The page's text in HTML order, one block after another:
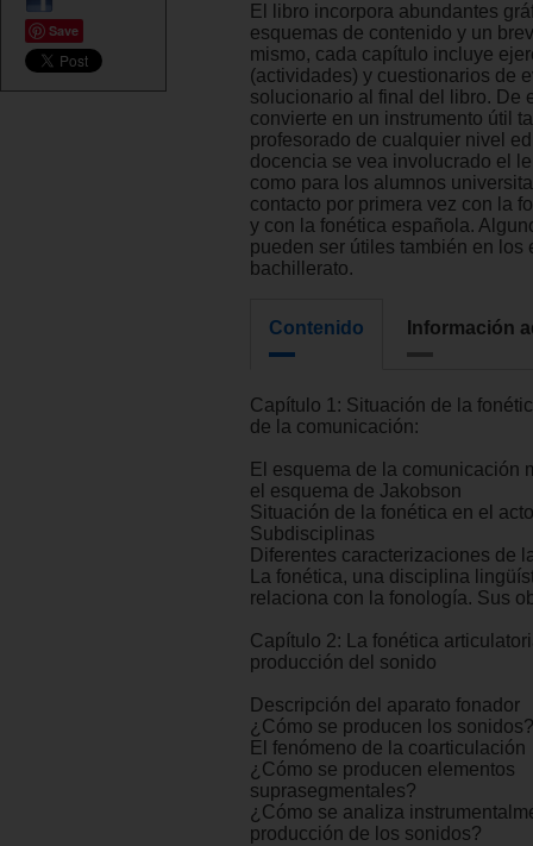
Save
El libro incorpora abundantes
esquemas de contenido y un
mismo, cada capítulo incluye
(actividades) y cuestionarios de
solucionario al final del libro. De
convierte en un instrumento útil
profesorado de cualquier nivel
docencia se vea involucrado el
como para los alumnos
contacto por primera vez con la
y con la fonética española.
pueden ser útiles también en los
bachillerato.
Contenido Información
Capítulo 1: Situación de la
de la comunicación:
El esquema de la comunicación
el esquema de Jakobson
Situación de la fonética en el
Subdisciplinas
Diferentes caracterizaciones de
La fonética, una disciplina
relaciona con la fonología. Sus
Capítulo 2: La fonética
producción del sonido
Descripción del aparato fonador
¿Cómo se producen los sonidos?
El fenómeno de la coarticulación
¿Cómo se producen elementos
suprasegmentales?
¿Cómo se analiza
producción de los sonidos?